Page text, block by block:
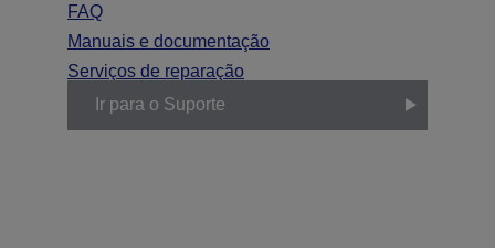
FAQ
Manuais e documentação
Serviços de reparação
Ir para o Suporte